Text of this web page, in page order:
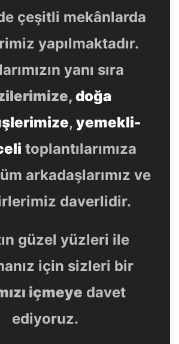
çeşitli mekânlarda
yapılmaktadır.
yanı sıra
doğa
, yemekli-
toplantılarımıza
arkadaşlarımız ve
daverlidir.
güzel yüzleri ile
için sizleri bir
içmeye davet
ediyoruz.